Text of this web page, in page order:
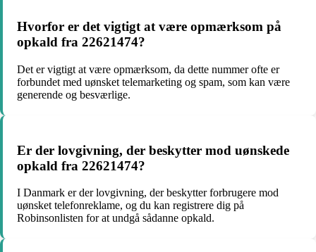
Hvorfor er det vigtigt at være opmærksom på
opkald fra 22621474?
Det er vigtigt at være opmærksom, da dette nummer ofte er
forbundet med uønsket telemarketing og spam, som kan være
generende og besværlige.
Er der lovgivning, der beskytter mod uønskede
opkald fra 22621474?
I Danmark er der lovgivning, der beskytter forbrugere mod
uønsket telefonreklame, og du kan registrere dig på
Robinsonlisten for at undgå sådanne opkald.